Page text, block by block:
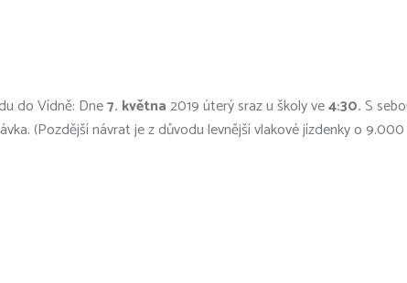
do Vídně: Dne7. května2019 úterý sraz u školy ve4:30.S
(Pozdější návrat je z důvodu levnější vlakové jízdenky o 9.000